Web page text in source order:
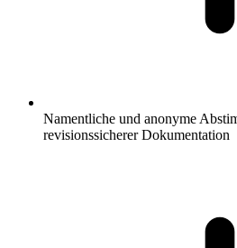
Namentliche und anonyme
revisionssicherer Dokumentation